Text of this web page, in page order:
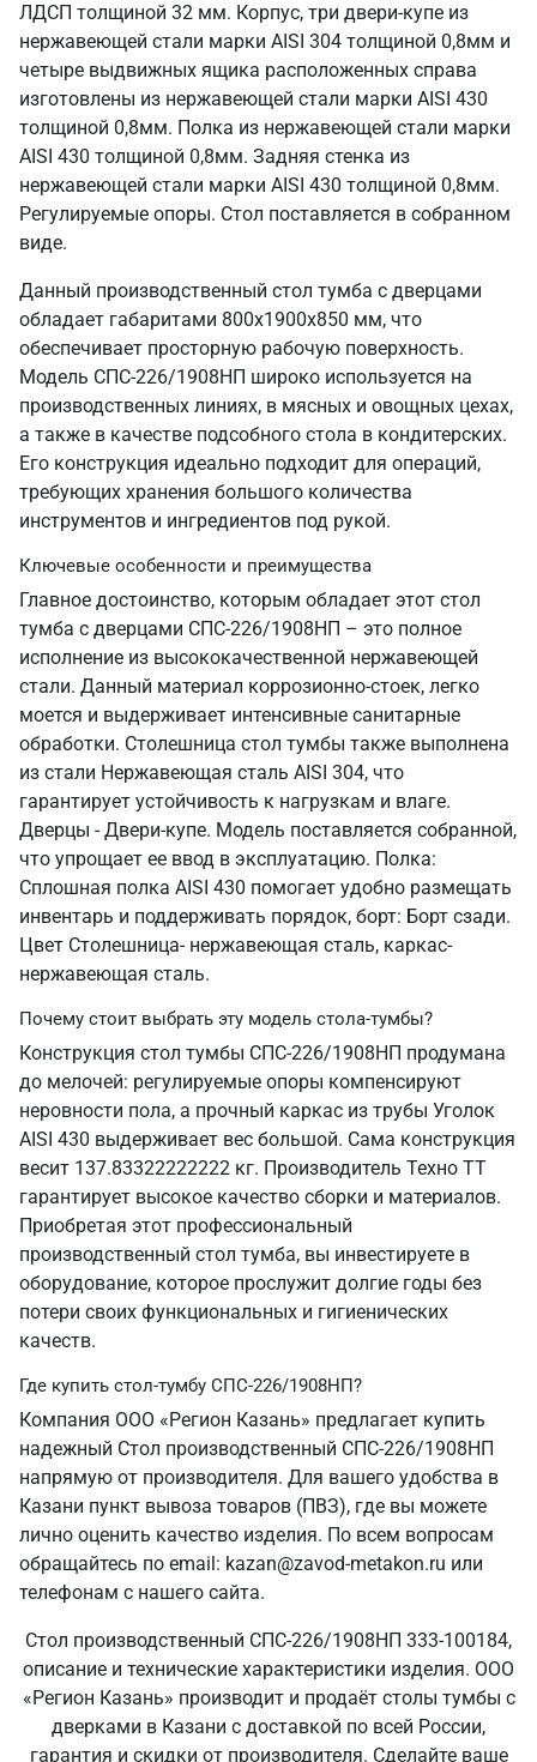
ЛДСП толщиной 32 мм. Корпус, три двери-купе из
нержавеющей стали марки AISI 304 толщиной 0,8мм и
четыре выдвижных ящика расположенных справа
изготовлены из нержавеющей стали марки AISI 430
толщиной 0,8мм. Полка из нержавеющей стали марки
AISI 430 толщиной 0,8мм. Задняя стенка из
нержавеющей стали марки AISI 430 толщиной 0,8мм.
Регулируемые опоры. Стол поставляется в собранном
виде.
Данный производственный стол тумба с дверцами
обладает габаритами 800х1900х850 мм, что
обеспечивает просторную рабочую поверхность.
Модель СПС-226/1908НП широко используется на
производственных линиях, в мясных и овощных цехах,
а также в качестве подсобного стола в кондитерских.
Его конструкция идеально подходит для операций,
требующих хранения большого количества
инструментов и ингредиентов под рукой.
Ключевые особенности и преимущества
Главное достоинство, которым обладает этот стол
тумба с дверцами СПС-226/1908НП – это полное
исполнение из высококачественной нержавеющей
стали. Данный материал коррозионно-стоек, легко
моется и выдерживает интенсивные санитарные
обработки. Столешница стол тумбы также выполнена
из стали Нержавеющая сталь AISI 304, что
гарантирует устойчивость к нагрузкам и влаге.
Дверцы - Двери-купе. Модель поставляется собранной,
что упрощает ее ввод в эксплуатацию. Полка:
Сплошная полка AISI 430 помогает удобно размещать
инвентарь и поддерживать порядок, борт: Борт сзади.
Цвет Столешница- нержавеющая сталь, каркас-
нержавеющая сталь.
Почему стоит выбрать эту модель стола-тумбы?
Конструкция стол тумбы СПС-226/1908НП продумана
до мелочей: регулируемые опоры компенсируют
неровности пола, а прочный каркас из трубы Уголок
AISI 430 выдерживает вес большой. Сама конструкция
весит 137.83322222222 кг. Производитель Техно ТТ
гарантирует высокое качество сборки и материалов.
Приобретая этот профессиональный
производственный стол тумба, вы инвестируете в
оборудование, которое прослужит долгие годы без
потери своих функциональных и гигиенических
качеств.
Где купить стол-тумбу СПС-226/1908НП?
Компания ООО «Регион Казань» предлагает купить
надежный Стол производственный СПС-226/1908НП
напрямую от производителя. Для вашего удобства в
Казани пункт вывоза товаров (ПВЗ), где вы можете
лично оценить качество изделия. По всем вопросам
обращайтесь по email: kazan@zavod-metakon.ru или
телефонам с нашего сайта.
Стол производственный СПС-226/1908НП 333-100184,
описание и технические характеристики изделия. ООО
«Регион Казань» производит и продаёт столы тумбы с
дверками в Казани с доставкой по всей России,
гарантия и скидки от производителя. Сделайте ваше